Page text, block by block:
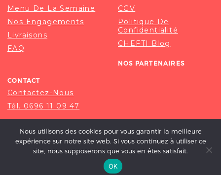
Menu De La Semaine
Nos Engagements
Livraisons
FAQ
CGV
Politique De
Confidentialité
CHEFTI Blog
NOS PARTENAIRES
CONTACT
Contactez-Nous
Tél. 0696 11 09 47
© 2020-2026 CHEFTI, ALL RIGHT RESERVED.
Nous utilisons des cookies pour vous garantir la meilleure
expérience sur notre site web. Si vous continuez à utiliser ce
site, nous supposerons que vous en êtes satisfait.
OK